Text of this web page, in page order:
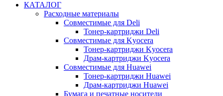
КАТАЛОГ
Расходные материалы
Совместимые для Deli
Тонер-картриджи Deli
Совместимые для Kyocera
Тонер-картриджи Kyocera
Драм-картриджи Kyocera
Совместимые для Huawei
Тонер-картриджи Huawei
Драм-картриджи Huawei
Бумага и печатные носители